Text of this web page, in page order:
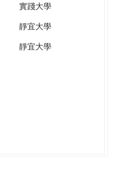
實踐大學
靜宜大學
靜宜大學